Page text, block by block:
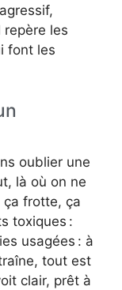
repère les
font les
oublier une
là où on ne
ça frotte, ça
toxiques :
usagées : à
tout est
clair, prêt à